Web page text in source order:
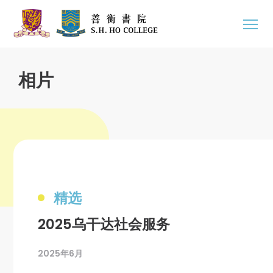
相片
精选
2025乌干达社会服务
2025年6月